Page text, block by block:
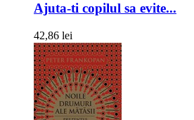
Ajuta-ti copilul sa evite...
42,86 lei